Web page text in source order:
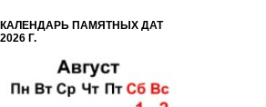
КАЛЕНДАРЬ ПАМЯТНЫХ ДАТ
2026 Г.